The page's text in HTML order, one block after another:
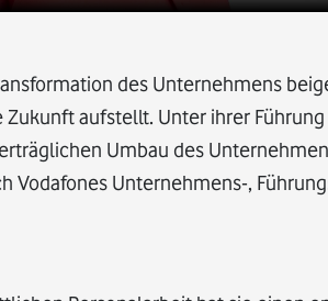
des Unternehmens
aufstellt. Unter ihrer
Umbau des
Vodafones Unternehmens-,